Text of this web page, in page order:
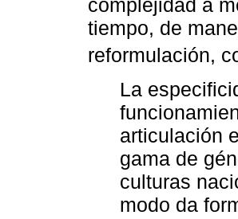
complejidad a
tiempo, de
reformulación,
La
articulación
gama de
culturas
modo da